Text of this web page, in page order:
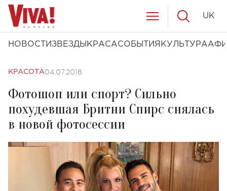
НОВОСТИ ЗВЕЗДЫ КРАСАСОБЫТИЯ КУЛЬТУРА
UK
КРАСОТА04.07.2018
Фотошоп или спорт? Сильно
похудевшая Бритни Спирс снялась
в новой фотосессии